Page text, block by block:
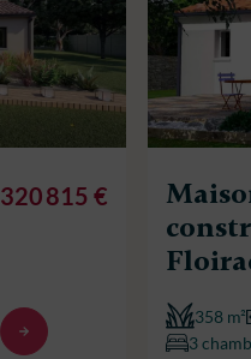
320 815 €
358 m²
3